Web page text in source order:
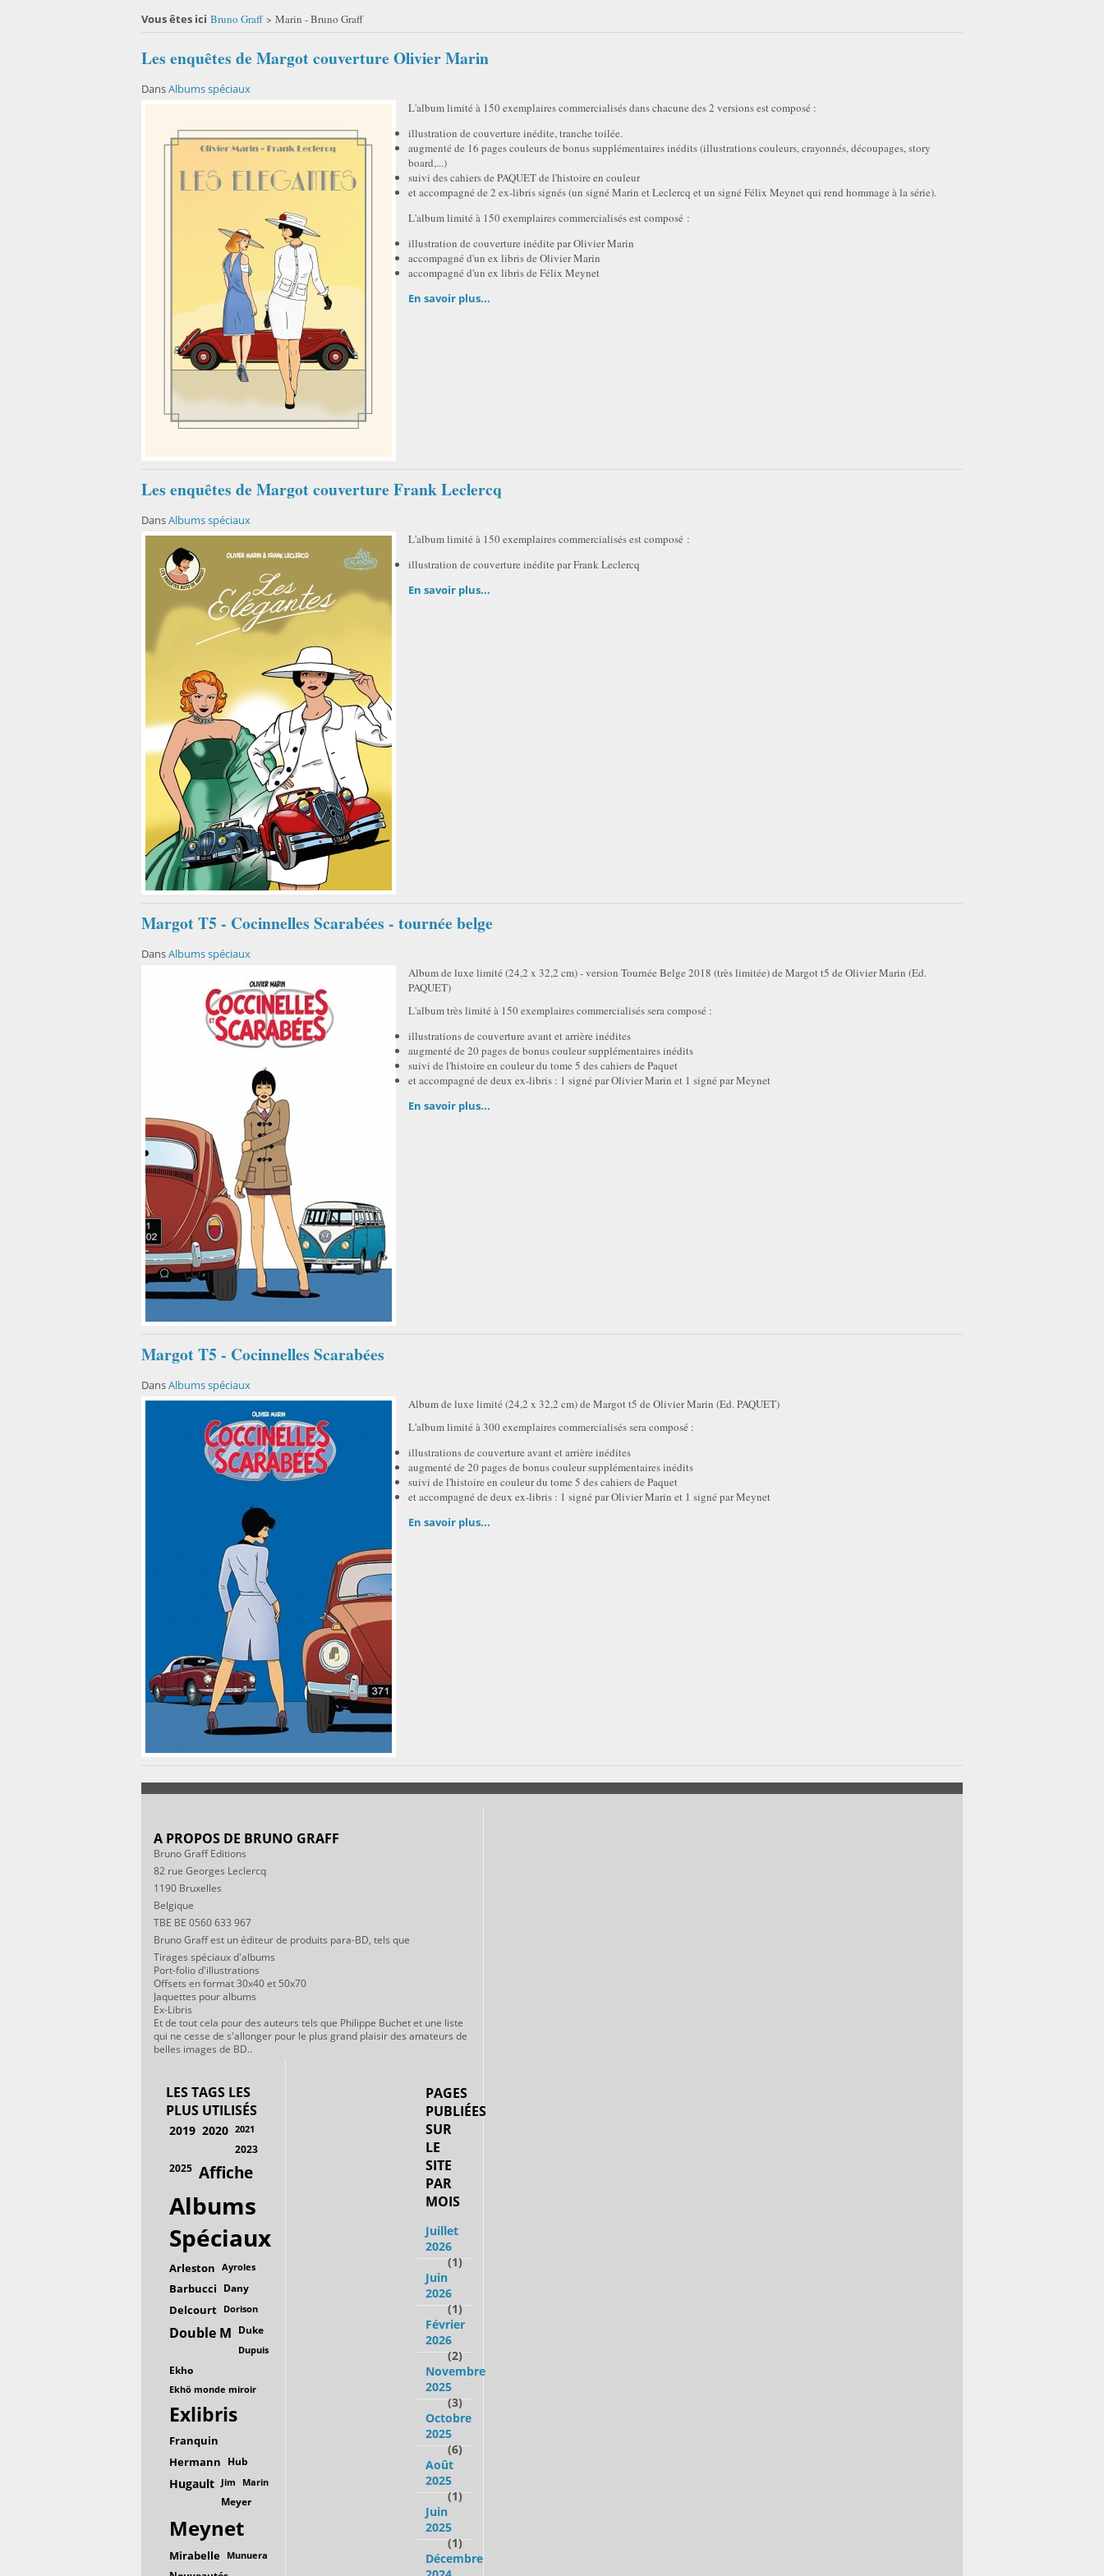
Vous êtes ici Bruno Graff > Marin - Bruno Graff
Les enquêtes de Margot couverture Olivier Marin
DansAlbums spéciaux
L'album limité à 150 exemplaires commercialisés dans chacune des 2 versions est composé :
illustration de couverture inédite, tranche toilée.
augmenté de 16 pages couleurs de bonus supplémentaires inédits (illustrations couleurs, crayonnés, découpages, story
board,...)
suivi des cahiers de PAQUET de l'histoire en couleur
et accompagné de 2 ex-libris signés (un signé Marin et Leclercq et un signé Félix Meynet qui rend hommage à la série).
L'album limité à 150 exemplaires commercialisés est composé :
illustration de couverture inédite par Olivier Marin
accompagné d'un ex libris de Olivier Marin
accompagné d'un ex libris de Félix Meynet
En savoir plus...
Les enquêtes de Margot couverture Frank Leclercq
DansAlbums spéciaux
L'album limité à 150 exemplaires commercialisés est composé :
illustration de couverture inédite par Frank Leclercq
En savoir plus...
Margot T5 - Cocinnelles Scarabées - tournée belge
DansAlbums spéciaux
Album de luxe limité (24,2 x 32,2 cm) - version Tournée Belge 2018 (très limitée) de Margot t5 de Olivier Marin (Ed.
PAQUET)
L'album très limité à 150 exemplaires commercialisés sera composé :
illustrations de couverture avant et arrière inédites
augmenté de 20 pages de bonus couleur supplémentaires inédits
suivi de l'histoire en couleur du tome 5 des cahiers de Paquet
et accompagné de deux ex-libris : 1 signé par Olivier Marin et 1 signé par Meynet
En savoir plus...
Margot T5 - Cocinnelles Scarabées
DansAlbums spéciaux
Album de luxe limité (24,2 x 32,2 cm) de Margot t5 de Olivier Marin (Ed. PAQUET)
L'album limité à 300 exemplaires commercialisés sera composé :
illustrations de couverture avant et arrière inédites
augmenté de 20 pages de bonus couleur supplémentaires inédits
suivi de l'histoire en couleur du tome 5 des cahiers de Paquet
et accompagné de deux ex-libris : 1 signé par Olivier Marin et 1 signé par Meynet
En savoir plus...
A PROPOS DE BRUNO GRAFF
Bruno Graff Editions
82 rue Georges Leclercq
1190 Bruxelles
Belgique
TBE BE 0560 633 967
Bruno Graff est un éditeur de produits para-BD, tels que
Tirages spéciaux d'albums
Port-folio d'illustrations
Offsets en format 30x40 et 50x70
Jaquettes pour albums
Ex-Libris
Et de tout cela pour des auteurs tels que Philippe Buchet et une liste
qui ne cesse de s'allonger pour le plus grand plaisir des amateurs de
belles images de BD..
LES TAGS LES
PLUS UTILISÉS
2019 2020 2021
2023
2025 Affiche
Albums
Spéciaux
Arleston Ayroles
Barbucci Dany
Delcourt Dorison
Double M Duke
Dupuis
Ekho
Ekhö monde miroir
Exlibris
Franquin
Hermann Hub
Hugault Jim Marin
Meyer
Meynet
Mirabelle Munuera
PAGES
PUBLIÉES
SUR
LE
SITE
PAR
MOIS
Juillet
2026
(1)
Juin
2026
(1)
Février
2026
(2)
Novembre
2025
(3)
Octobre
2025
(6)
Août
2025
(1)
Juin
2025
(1)
Décembre